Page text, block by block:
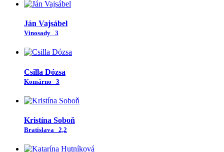
Ján Vajsábel
Vinosady 3
Csilla Dózsa
Komárno 3
Kristína Soboň
Bratislava 2,2